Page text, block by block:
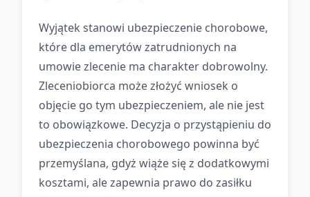
Wyjątek stanowi ubezpieczenie chorobowe,
które dla emerytów zatrudnionych na
umowie zlecenie ma charakter dobrowolny.
Zleceniobiorca może złożyć wniosek o
objęcie go tym ubezpieczeniem, ale nie jest
to obowiązkowe. Decyzja o przystąpieniu do
ubezpieczenia chorobowego powinna być
przemyślana, gdyż wiąże się z dodatkowymi
kosztami, ale zapewnia prawo do zasiłku